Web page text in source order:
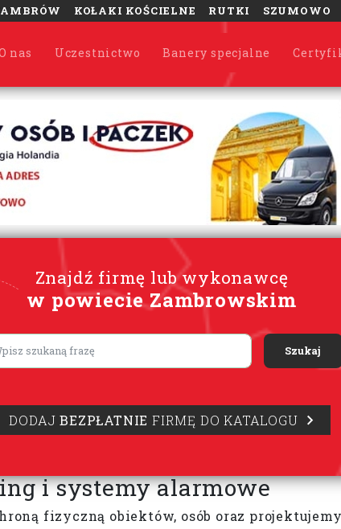
KOŁAKI KOŚCIELNE RUTKI SZUMOWO
nas Uczestnictwo Banery specjalne
Znajdź firmę lub wykonawcę
w powiecie Zambrowskim
ipsum
DODAJBEZPŁATNIE FIRMĘ DO KATALOGU
i systemy alarmowe
fizyczną obiektów, osób oraz